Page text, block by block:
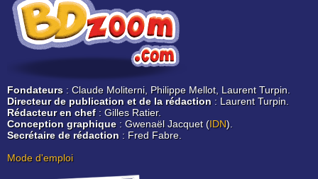
Fondateurs : Claude Moliterni, Philippe Mellot, Laurent Turpin.
Directeur de publication et de la rédaction : Laurent Turpin.
Rédacteur en chef: Gilles Ratier.
Conception graphique: Gwenaël Jacquet (IDN).
Secrétaire de rédaction : Fred Fabre.
Mode d'emploi